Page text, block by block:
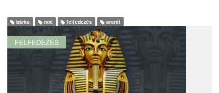
bárka noé felfedezés ararát
FELFEDEZÉS